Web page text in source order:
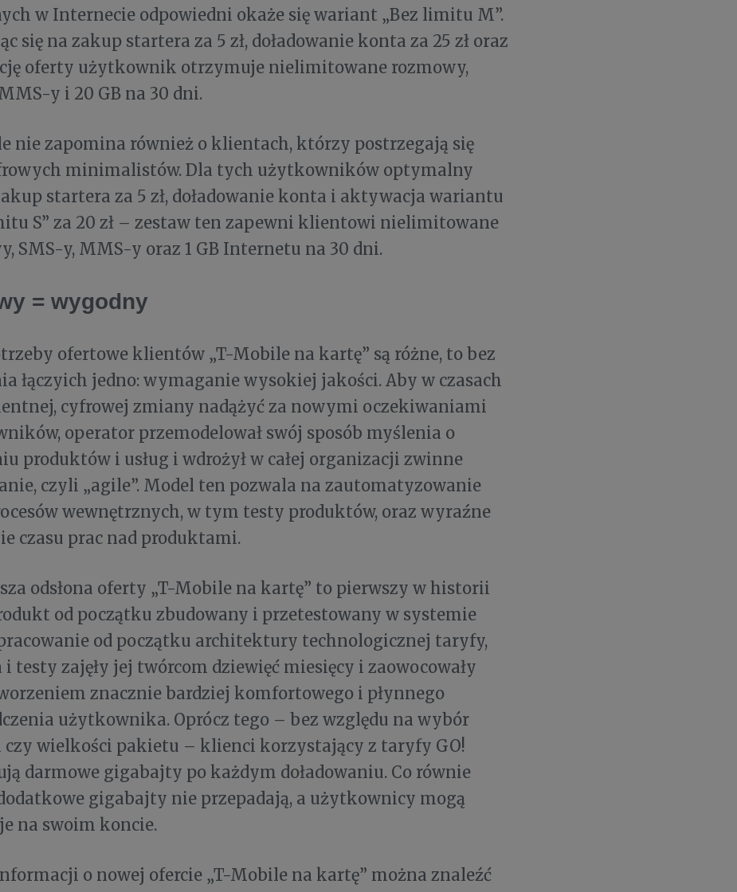
w Internecie odpowiedni okaże się wariant „Bez limitu M”.
się na zakup startera za 5 zł, doładowanie konta za 25 zł oraz
oferty użytkownik otrzymuje nielimitowane rozmowy,
y i 20 GB na 30 dni.
nie zapomina również o klientach, którzy postrzegają się
minimalistów. Dla tych użytkowników optymalny
startera za 5 zł, doładowanie konta i aktywacja wariantu
S” za 20 zł – zestaw ten zapewni klientowi nielimitowane
SMS-y, MMS-y oraz 1 GB Internetu na 30 dni.
= wygodny
ofertowe klientów „T-Mobile na kartę” są różne, to bez
łączyich jedno: wymaganie wysokiej jakości. Aby w czasach
cyfrowej zmiany nadążyć za nowymi oczekiwaniami
operator przemodelował swój sposób myślenia o
produktów i usług i wdrożył w całej organizacji zwinne
czyli „agile”. Model ten pozwala na zautomatyzowanie
wewnętrznych, w tym testy produktów, oraz wyraźne
czasu prac nad produktami.
odsłona oferty „T-Mobile na kartę” to pierwszy w historii
od początku zbudowany i przetestowany w systemie
od początku architektury technologicznej taryfy,
i testy zajęły jej twórcom dziewięć miesięcy i zaowocowały
znacznie bardziej komfortowego i płynnego
użytkownika. Oprócz tego – bez względu na wybór
czy wielkości pakietu – klienci korzystający z taryfy GO!
darmowe gigabajty po każdym doładowaniu. Co równie
gigabajty nie przepadają, a użytkownicy mogą
na swoim koncie.
o nowej ofercie „T-Mobile na kartę” można znaleźć